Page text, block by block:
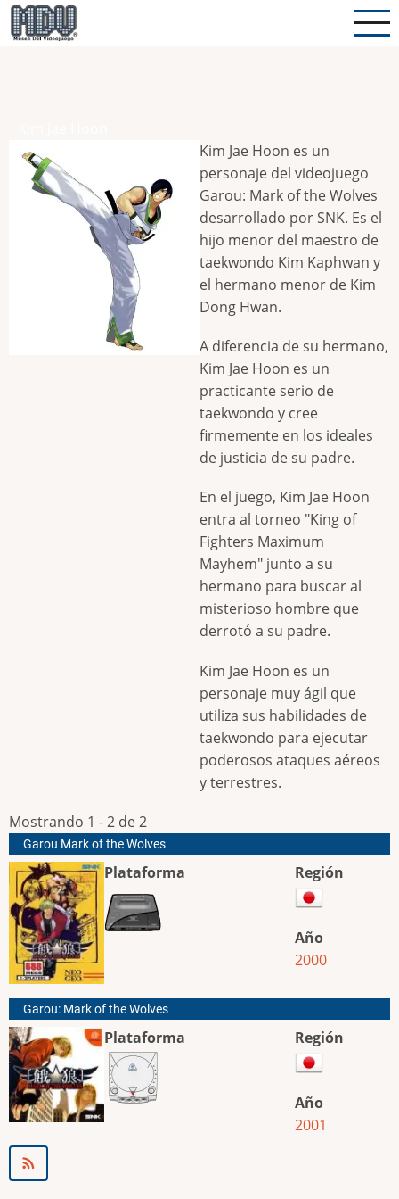
Pasar
al
Kim Jae Hoon es un
personaje del videojuego
Garou: Mark of the Wolves
desarrollado por SNK. Es el
hijo menor del maestro de
taekwondo Kim Kaphwan y
el hermano menor de Kim
Dong Hwan.
A diferencia de su hermano,
Kim Jae Hoon es un
practicante serio de
taekwondo y cree
firmemente en los ideales
de justicia de su padre.
En el juego, Kim Jae Hoon
entra al torneo "King of
Fighters Maximum
Mayhem" junto a su
hermano para buscar al
misterioso hombre que
derrotó a su padre.
Kim Jae Hoon es un
personaje muy ágil que
utiliza sus habilidades de
taekwondo para ejecutar
poderosos ataques aéreos
y terrestres.
Mostrando 1 - 2 de 2
Garou Mark of the Wolves
Plataforma Región
Año
2000
Garou: Mark of the Wolves
Plataforma Región
Año
2001